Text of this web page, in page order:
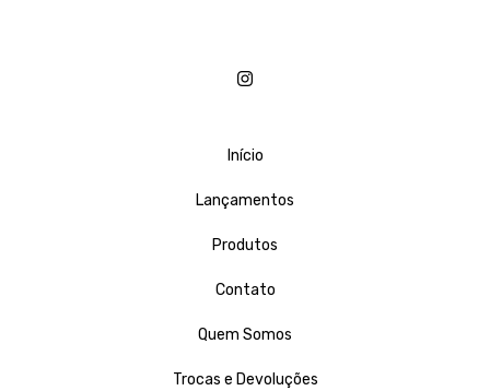
Início
Lançamentos
Produtos
Contato
Quem Somos
Trocas e Devoluções